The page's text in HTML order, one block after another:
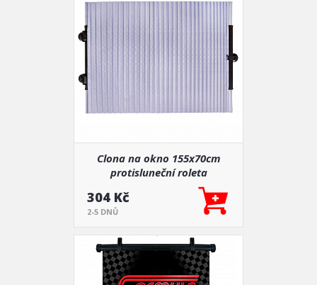
Clona na okno 155x70cm
protisluneční roleta
304 Kč
2-5 DNŮ